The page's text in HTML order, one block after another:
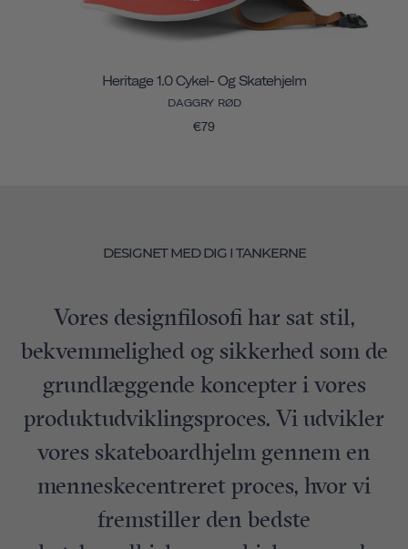
Heritage 1.0 Cykel- Og Skatehjelm
DAGGRY RØD
€79
DESIGNET MED DIG I TANKERNE
Vores designfilosofi har sat stil,
bekvemmelighed og sikkerhed som de
grundlæggende koncepter i vores
produktudviklingsproces. Vi udvikler
vores skateboardhjelm gennem en
menneskecentreret proces, hvor vi
fremstiller den bedste